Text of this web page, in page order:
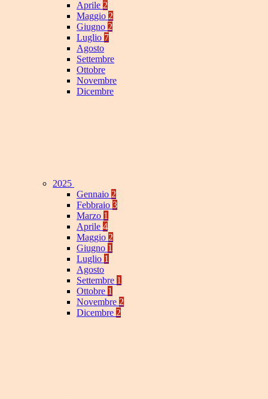
Aprile 2
Maggio 2
Giugno 2
Luglio 7
Agosto
Settembre
Ottobre
Novembre
Dicembre
2025
Gennaio 2
Febbraio 3
Marzo 1
Aprile 4
Maggio 2
Giugno 1
Luglio 1
Agosto
Settembre 1
Ottobre 1
Novembre 2
Dicembre 2